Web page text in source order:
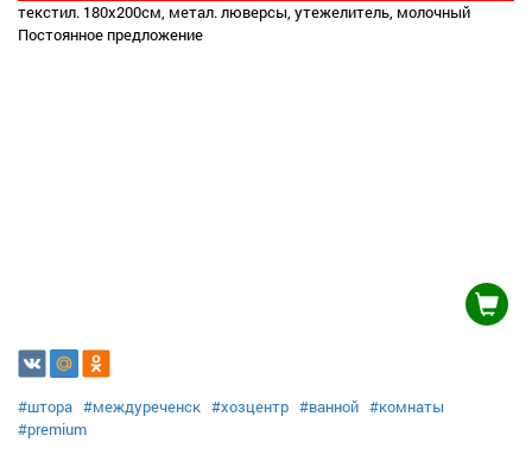
текстил. 180х200см, метал. люверсы, утежелитель, молочный
Постоянное предложение
#штора #междуреченск #хозцентр #ванной #комнаты
#premium